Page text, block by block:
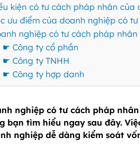
kiện có tư cách pháp nhân của
ưu điểm của doanh nghiệp có
nghiệp có tư cách pháp
☛ Công ty cổ phần
☛ Công ty TNHH
☛ Công ty hợp danh
nghiệp có tư cách pháp
bạn tìm hiểu ngay sau đây.
nghiệp dễ dàng kiểm soát